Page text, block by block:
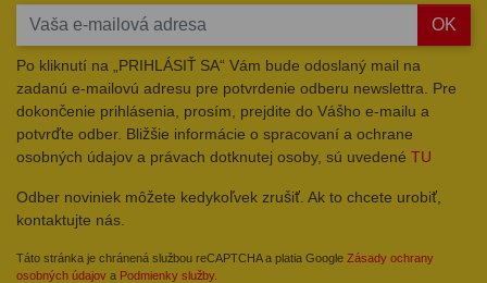
OK
Po kliknutí na „PRIHLÁSIŤ SA“ Vám bude odoslaný mail na
zadanú e-mailovú adresu pre potvrdenie odberu newslettra. Pre
dokončenie prihlásenia, prosím, prejdite do Vášho e-mailu a
potvrďte odber. Bližšie informácie o spracovaní a ochrane
osobných údajov a právach dotknutej osoby, sú uvedené TU
Odber noviniek môžete kedykoľvek zrušiť. Ak to chcete urobiť,
kontaktujte nás.
Táto stránka je chránená službou reCAPTCHA a platia Google Zásady ochrany
osobných údajov a Podmienky služby.